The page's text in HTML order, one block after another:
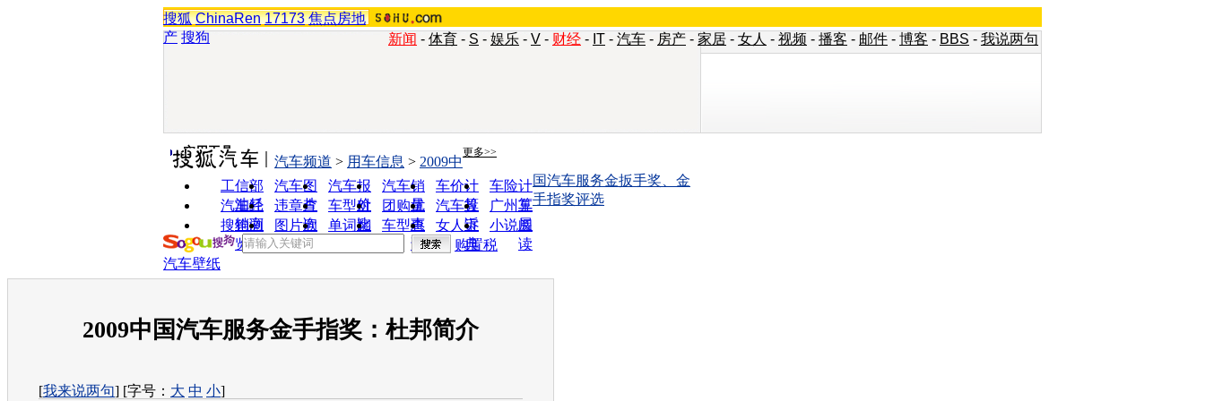
搜狐 ChinaRen 17173 焦点房地
产 搜狗 新闻 - 体育 - S - 娱乐 - V - 财经 - IT - 汽车 - 房产 - 家居 - 女人 - 视频 - 播客 - 邮件 - 博客 - BBS - 我说两句
实用工具 更多>>
工信部
油耗
汽车图
片
汽车报
价
汽车销
量
车价计
算
车险计
算
汽车经
销商
违章查
询
车型对
比
团购优
惠
汽车投
诉
广州车
展
搜狗浏
览器
图片欣
赏
单词翻
车型查
询
女人宝
典
小说阅
读
汽车频道 > 用车信息 > 2009中
国汽车服务金扳手奖、金
手指奖评选
购置税
汽车壁纸
2009中国汽车服务金手指奖：杜邦简介
[我来说两句] [字号： 大 中 小]